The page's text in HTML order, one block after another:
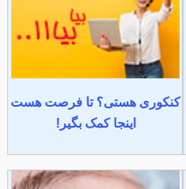
کنکوری هستی؟ تا فرصت هست
اینجا کمک بگیر!